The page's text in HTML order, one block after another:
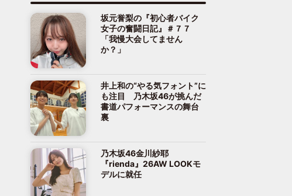
坂元誉梨の『初心者バイク
女子の奮闘日記』＃７７
「我慢大会してません
か？」
井上和の“やる気フォント”に
も注目 乃木坂46が挑んだ
書道パフォーマンスの舞台
裏
乃木坂46金川紗耶
『rienda』26AW LOOKモ
デルに就任